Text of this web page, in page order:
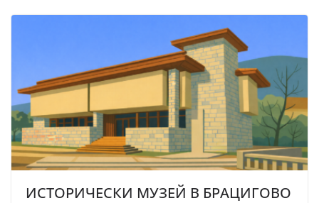
ИСТОРИЧЕСКИ МУЗЕЙ В БРАЦИГОВО